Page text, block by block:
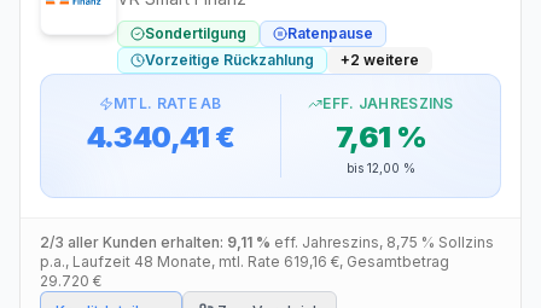
Sondertilgung
Ratenpause
Vorzeitige Rückzahlung
+2 weitere
MTL. RATE AB
4.340,41 €
EFF. JAHRESZINS
7,61 %
bis 12,00 %
2/3 aller Kunden erhalten: 9,11 % eff. Jahreszins, 8,75 % Sollzins
p.a., Laufzeit 48 Monate, mtl. Rate 619,16 €, Gesamtbetrag
29.720 €